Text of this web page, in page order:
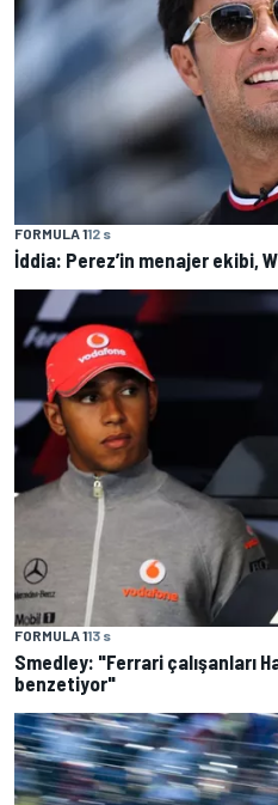
FORMULA 112 s
İddia: Perez’in menajer ekibi,
FORMULA 113 s
Smedley: "Ferrari çalışanları
benzetiyor"